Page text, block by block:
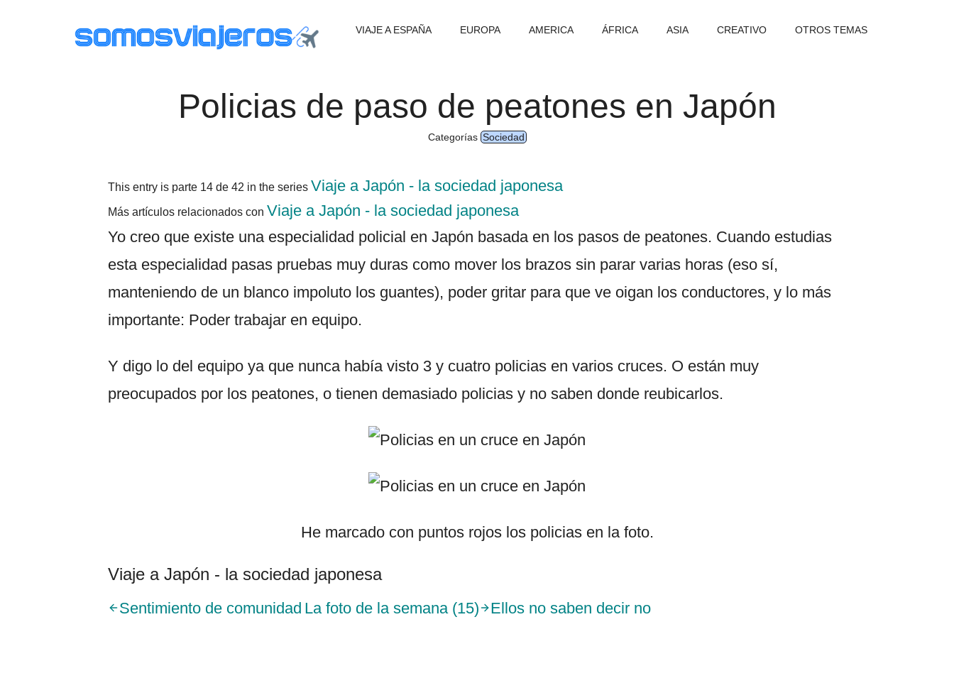
SOMOS
viajeros
dibujos
consejos
VIAJE A ESPAÑA EUROPA AMERICA ÁFRICA ASIA CREATIVO OTROS TEMAS
Policias de paso de peatones en Japón
Categorías Sociedad
This entry is parte 14 de 42 in the series Viaje a Japón - la sociedad japonesa
Más artículos relacionados con Viaje a Japón - la sociedad japonesa
Yo creo que existe una especialidad policial en Japón basada en los pasos de peatones. Cuando estudias
esta especialidad pasas pruebas muy duras como mover los brazos sin parar varias horas (eso sí,
manteniendo de un blanco impoluto los guantes), poder gritar para que ve oigan los conductores, y lo más
importante: Poder trabajar en equipo.
Y digo lo del equipo ya que nunca había visto 3 y cuatro policias en varios cruces. O están muy
preocupados por los peatones, o tienen demasiado policias y no saben donde reubicarlos.
He marcado con puntos rojos los policias en la foto.
Viaje a Japón - la sociedad japonesa
Sentimiento de comunidad La foto de la semana (15) Ellos no saben decir no